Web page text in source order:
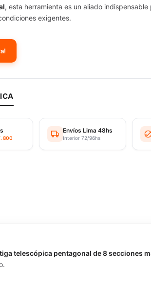
, esta herramienta es un aliado
exigentes.
. 800
Envíos Lima 48hs
Interior 72/96hs
telescópica pentagonal de 8 secciones